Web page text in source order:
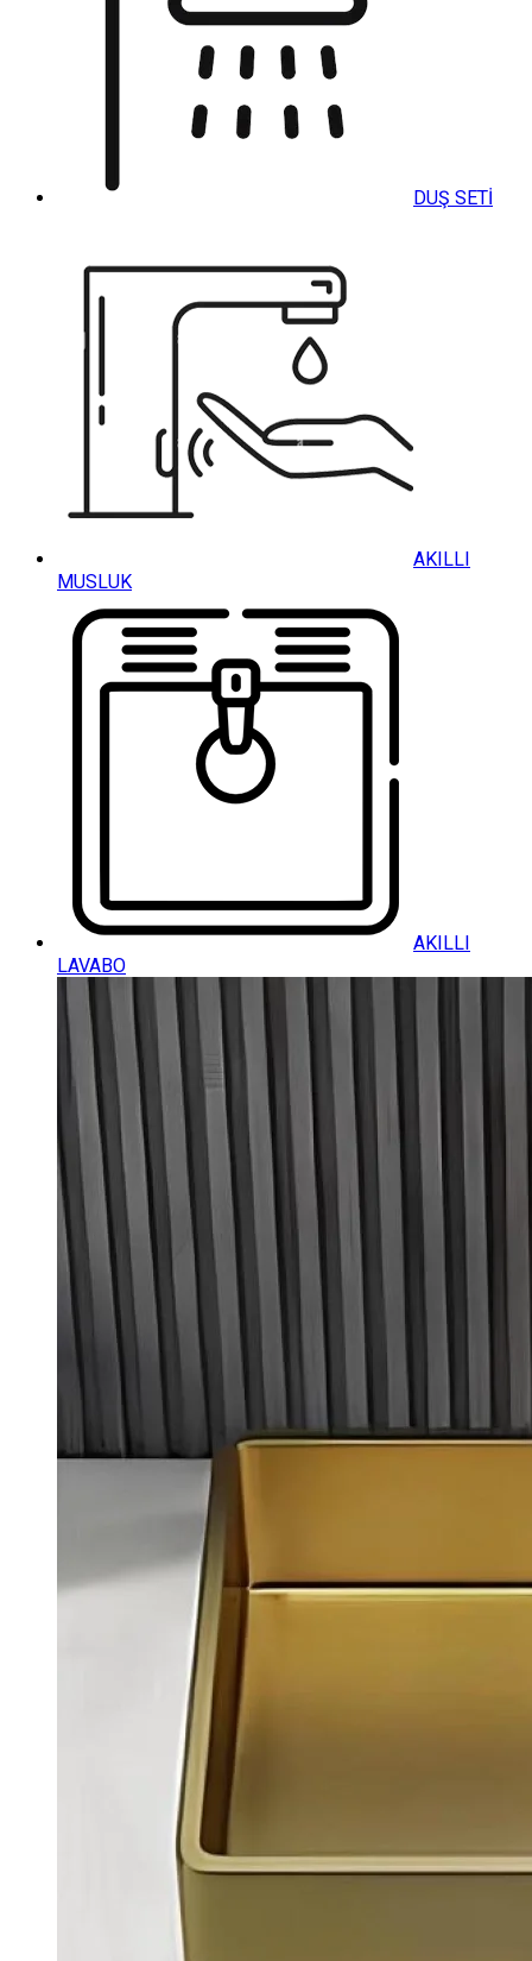
DUŞ SETİ
AKILLI
MUSLUK
AKILLI
LAVABO